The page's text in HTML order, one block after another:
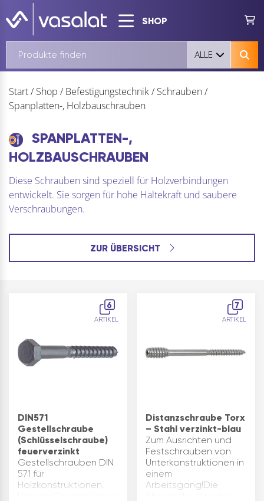
SHOP
ALLE
Start/ Shop / Befestigungstechnik/ Schrauben/
Spanplatten-, Holzbauschrauben
SPANPLATTEN-,
HOLZBAUSCHRAUBEN
Diese Schrauben sind speziell für Holzverbindungen
entwickelt. Sie sorgen für hohe Haltekraft und saubere
Verschraubungen.
ZUR ÜBERSICHT
6
ARTIKEL
DIN571
Gestellschraube
(Schlüsselschraube)
feuerverzinkt
Gestellschrauben DIN
571 für
Holzkonstruktionen.
7
ARTIKEL
Distanzschraube Torx
– Stahl verzinkt-blau
Zum Ausrichten und
Festschrauben von
Unterkonstruktionen in
einem
Arbeitsgang!Die